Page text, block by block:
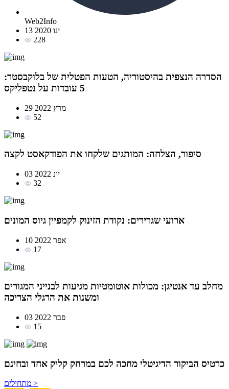
Web2Info
13 ינו 2020
228
הסדרה הנצפית בהיסטוריה, הטעות הפטלית של בלוקבסטר:
5 עובדות על נטפליקס
29 מרץ 2022
52
סיפור, הצלחה: המותגים שלקחו את הפודקאסט לקצה
03 יונ 2022
32
ארועי שגרירים: נקודת הזינוק לקמפיין גיוס המונים
10 אפר 2022
17
מחלב עד אנטיגן: מכולות אוטומטיות מגיעות לבנייני המגורים
ומשנות את הרגלי הצריכה
03 פבר 2022
15
כרטיס הביקור הדיגיטלי מחכה לכם במרחק קליק אחד ובחינם
מתחילים >